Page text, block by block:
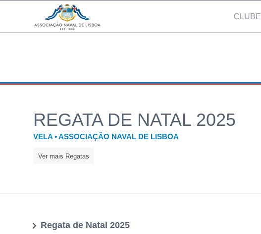
CLUBE
REGATA DE NATAL 2025
VELA • ASSOCIAÇÃO NAVAL DE LISBOA
Ver mais Regatas
Regata de Natal 2025